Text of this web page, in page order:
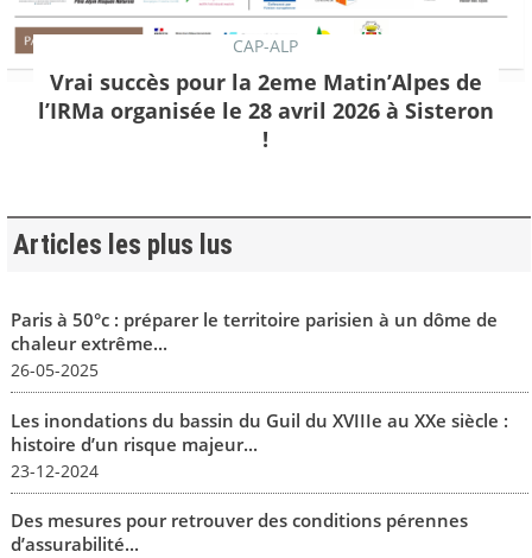
CAP-ALP
Vrai succès pour la 2eme Matin’Alpes de
l’IRMa organisée le 28 avril 2026 à Sisteron
!
Articles les plus lus
Paris à 50°c : préparer le territoire parisien à un dôme de
chaleur extrême...
26-05-2025
Les inondations du bassin du Guil du XVIIIe au XXe siècle :
histoire d’un risque majeur...
23-12-2024
Des mesures pour retrouver des conditions pérennes
d’assurabilité...